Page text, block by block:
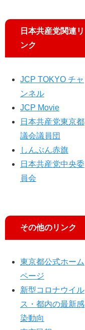
日本共産党関連リ
ンク
JCP TOKYO チャ
ンネル
JCP Movie
日本共産党東京都
議会議員団
しんぶん赤旗
日本共産党中央委
員会
その他のリンク
東京都公式ホーム
ページ
新型コロナウイル
ス・都内の最新感
染動向